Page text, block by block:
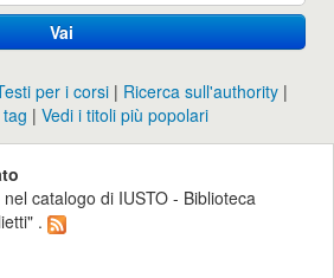
Vai
per i corsi
Ricerca sull'authority
Vedi i titoli più popolari
catalogo di IUSTO - Biblioteca
.